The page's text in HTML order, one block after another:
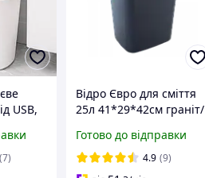
USB,
/
(7)
Відро Євро для сміття
25л 41*29*42см граніт/
Готово до відправки
4.9 (9)